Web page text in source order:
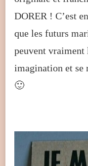
DORER ! C’est
que les futurs
peuvent vraiment
imagination et se
🙂